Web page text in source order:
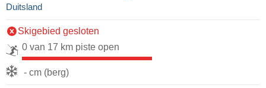
Duitsland
Skigebied gesloten
0 van 17 km piste open
- cm (berg)